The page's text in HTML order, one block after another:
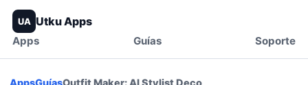
UA Utku Apps
Apps Guías Soporte
AppsGuíasOutfit Maker: AI Stylist Deco